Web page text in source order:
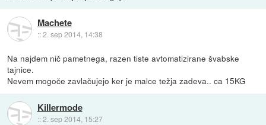
Machete
::2. sep 2014, 14:38
Na najdem nič pametnega, razen tiste avtomatizirane švabske
tajnice.
Nevem mogoče zavlačujejo ker je malce težja zadeva.. ca 15KG
Killermode
::2. sep 2014, 15:27